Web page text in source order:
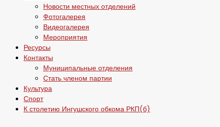
Новости местных отделений
Фотогалерея
Видеогалерея
Мероприятия
Ресурсы
Контакты
Муниципальные отделения
Стать членом партии
Культура
Спорт
К столетию Ингушского обкома РКП(б)